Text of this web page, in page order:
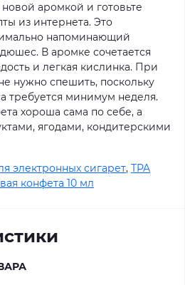
аромкой и готовьте
из интернета. Это
напоминающий
В аромке сочетается
и легкая кислинка. При
нужно спешить, поскольку
требуется минимум неделя.
хороша сама по себе, а
ягодами, кондитерскими
электронных сигарет, TPA
конфета 10 мл